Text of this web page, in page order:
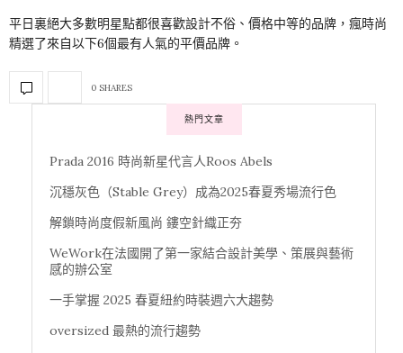
平日裏絕大多數明星點都很喜歡設計不俗、價格中等的品牌，瘋時尚
精選了來自以下6個最有人氣的平價品牌。
0 SHARES
熱門文章
Prada 2016 時尚新星代言人Roos Abels
沉穩灰色（Stable Grey）成為2025春夏秀場流行色
解鎖時尚度假新風尚 鏤空針織正夯
WeWork在法國開了第一家結合設計美學、策展與藝術
感的辦公室
一手掌握 2025 春夏紐約時裝週六大趨勢
oversized 最熱的流行趨勢